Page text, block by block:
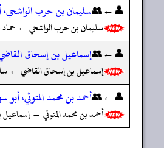
👤←👥سليمان بن حرب الواشحي،
سليمان بن حرب الواشحي ← حماد
👤←👥إسماعيل بن إسحاق
إسماعيل بن إسحاق القاضي ←
👤←👥أحمد بن محمد المتوثي، أبو
أحمد بن محمد المتوثي ←